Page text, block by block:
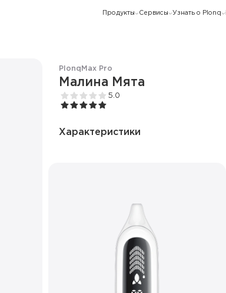
Продукты Сервисы Узнать о Plonq
Plonq Max Pro
Малина Мята
5.0
Характеристики
Количество вкусов